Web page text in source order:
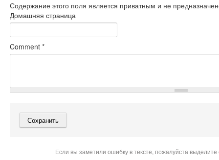
Содержание этого поля является приватным и не
Домашняя страница
Comment *
Если вы заметили ошибку в тексте, пожалуйста